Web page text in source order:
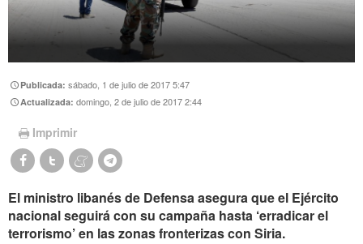
Publicada:sábado, 1 de julio de 2017 5:47
Actualizada:domingo, 2 de julio de 2017 2:44
Imprimir
El ministro libanés de Defensa asegura que el Ejército
nacional seguirá con su campaña hasta ‘erradicar el
terrorismo’ en las zonas fronterizas con Siria.